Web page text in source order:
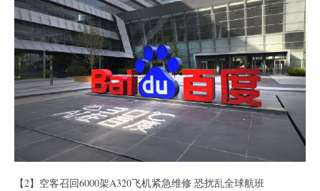
【2】空客召回6000架A320飞机紧急维修 恐扰乱全球航班